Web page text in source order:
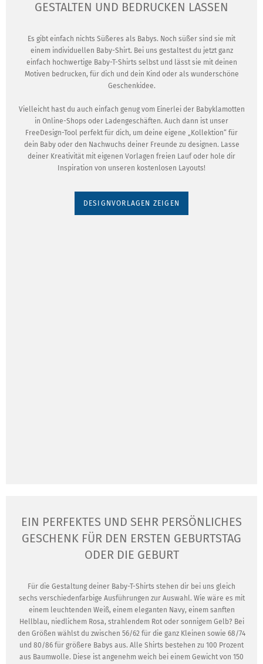
GESTALTEN UND BEDRUCKEN LASSEN
Es gibt einfach nichts Süßeres als Babys. Noch süßer sind sie mit
einem individuellen Baby-Shirt. Bei uns gestaltest du jetzt ganz
einfach hochwertige Baby-T-Shirts selbst und lässt sie mit deinen
Motiven bedrucken, für dich und dein Kind oder als wunderschöne
Geschenkidee.
Vielleicht hast du auch einfach genug vom Einerlei der Babyklamotten
in Online-Shops oder Ladengeschäften. Auch dann ist unser
FreeDesign-Tool perfekt für dich, um deine eigene „Kollektion“ für
dein Baby oder den Nachwuchs deiner Freunde zu designen. Lasse
deiner Kreativität mit eigenen Vorlagen freien Lauf oder hole dir
Inspiration von unseren kostenlosen Layouts!
DESIGNVORLAGEN ZEIGEN
EIN PERFEKTES UND SEHR PERSÖNLICHES
GESCHENK FÜR DEN ERSTEN GEBURTSTAG
ODER DIE GEBURT
Für die Gestaltung deiner Baby-T-Shirts stehen dir bei uns gleich
sechs verschiedenfarbige Ausführungen zur Auswahl. Wie wäre es mit
einem leuchtenden Weiß, einem eleganten Navy, einem sanften
Hellblau, niedlichem Rosa, strahlendem Rot oder sonnigem Gelb? Bei
den Größen wählst du zwischen 56/62 für die ganz Kleinen sowie 68/74
und 80/86 für größere Babys aus. Alle Shirts bestehen zu 100 Prozent
aus Baumwolle. Diese ist angenehm weich bei einem Gewicht von 150